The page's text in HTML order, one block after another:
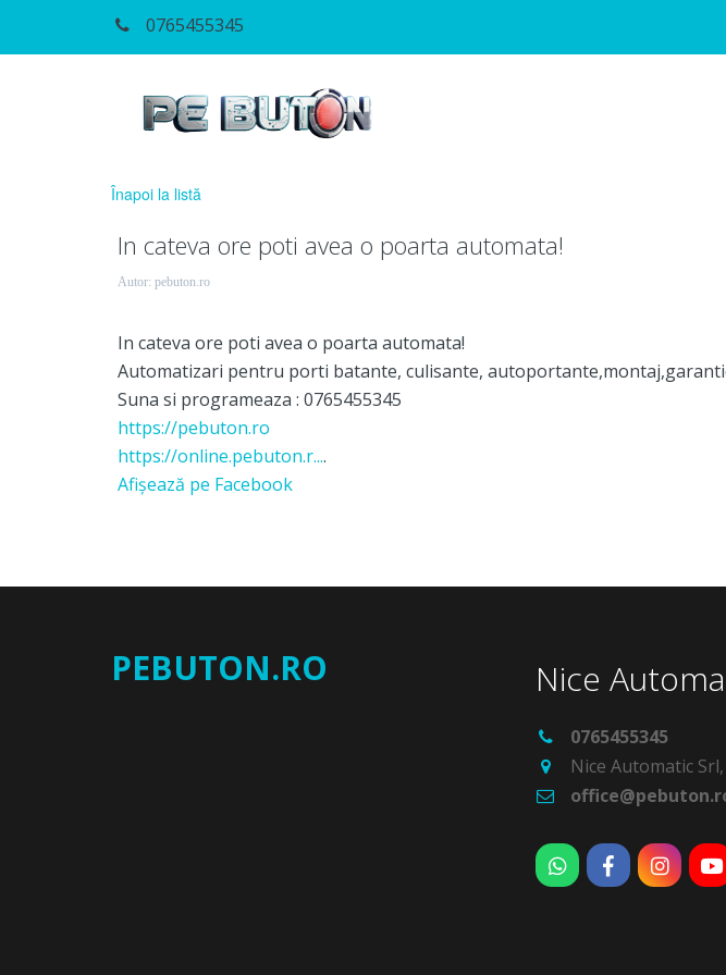
0765455345
Înapoi la listă
In cateva ore poti avea o poarta automata!
Autor: pebuton.ro
In cateva ore poti avea o poarta automata!
Automatizari pentru porti batante, culisante,
Suna si programeaza : 0765455345
https://pebuton.ro
https://online.pebuton.r....
Afişează pe Facebook
PEBUTON.RO Nice
0765455345
Nice Automatic Srl,